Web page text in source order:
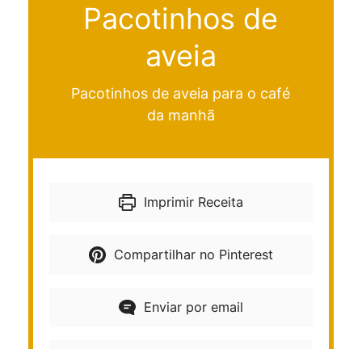
Pacotinhos de
aveia
Pacotinhos de aveia para o café
da manhã
Imprimir Receita
Compartilhar no Pinterest
Enviar por email